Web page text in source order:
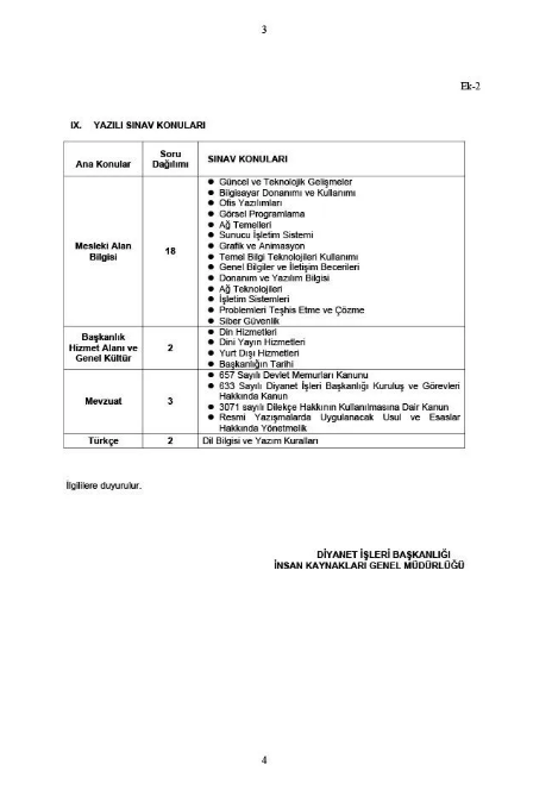
Kırklareli Müftülüğü
Kırşehir Müftülüğü
Kocaeli Müftülüğü
Konya Müftülüğü
Kütahya Müftülüğü
Malatya Müftülüğü
Manisa Müftülüğü